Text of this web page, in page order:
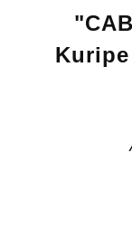
Kuripe